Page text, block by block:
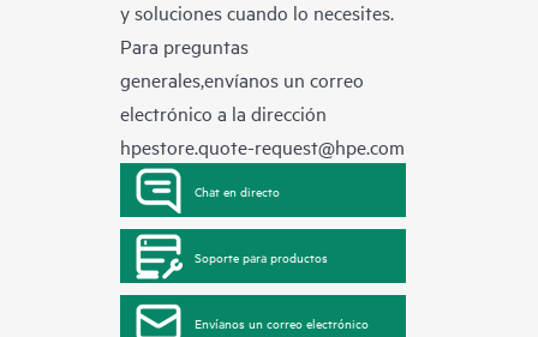
y soluciones cuando lo necesites.
Para preguntas
generales,envíanos un correo
electrónico a la dirección
hpestore.quote-request@hpe.com
Chat en directo
Soporte para productos
Envíanos un correo electrónico